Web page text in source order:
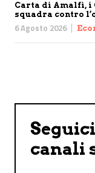
Carta di Amalfi, i
squadra contro
6 Agosto 2026
canali